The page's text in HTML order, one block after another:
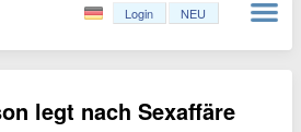
Login NEU
legt nach Sexaffäre